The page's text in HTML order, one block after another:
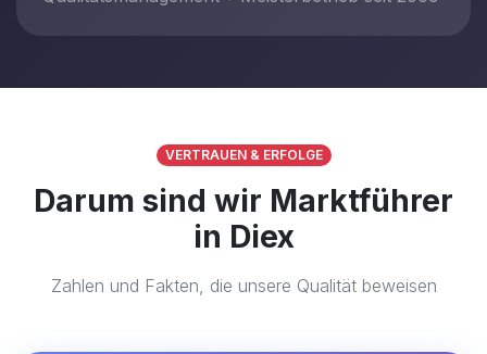
VERTRAUEN & ERFOLGE
Darum sind wir Marktführer
in Diex
Zahlen und Fakten, die unsere Qualität beweisen